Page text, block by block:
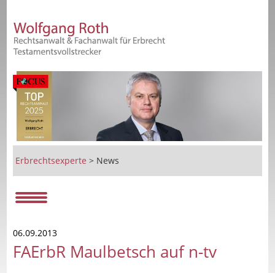
Erbrechtsexperte > News
06.09.2013
FAErbR Maulbetsch auf n-tv